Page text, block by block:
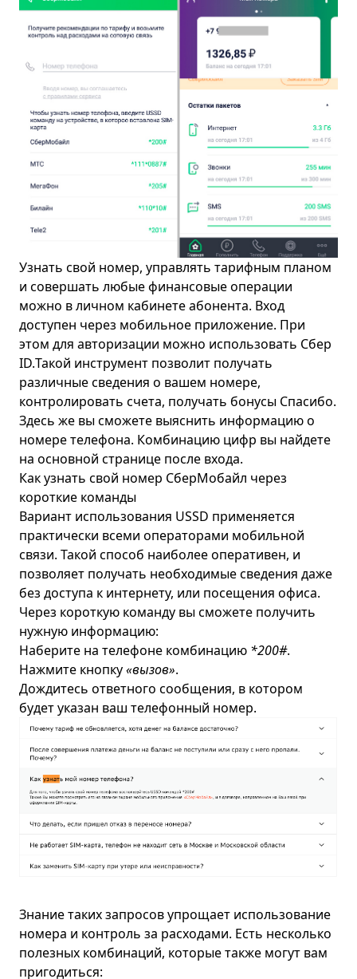
Узнать свой номер, управлять тарифным планом
и совершать любые финансовые операции
можно в личном кабинете абонента. Вход
доступен через мобильное приложение. При
этом для авторизации можно использовать Сбер
ID.Такой инструмент позволит получать
различные сведения о вашем номере,
контролировать счета, получать бонусы Спасибо.
Здесь же вы сможете выяснить информацию о
номере телефона. Комбинацию цифр вы найдете
на основной странице после входа.
Как узнать свой номер СберМобайл через
короткие команды
Вариант использования USSD применяется
практически всеми операторами мобильной
связи. Такой способ наиболее оперативен, и
позволяет получать необходимые сведения даже
без доступа к интернету, или посещения офиса.
Через короткую команду вы сможете получить
нужную информацию:
Наберите на телефоне комбинацию *200#.
Нажмите кнопку«вызов».
Дождитесь ответного сообщения, в котором
будет указан ваш телефонный номер.
Знание таких запросов упрощает использование
номера и контроль за расходами. Есть несколько
полезных комбинаций, которые также могут вам
пригодиться: